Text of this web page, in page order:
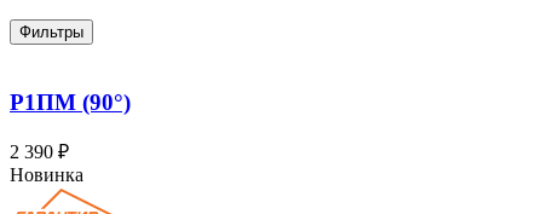
Фильтры
Р1ПМ (90°)
2 390 ₽
Новинка